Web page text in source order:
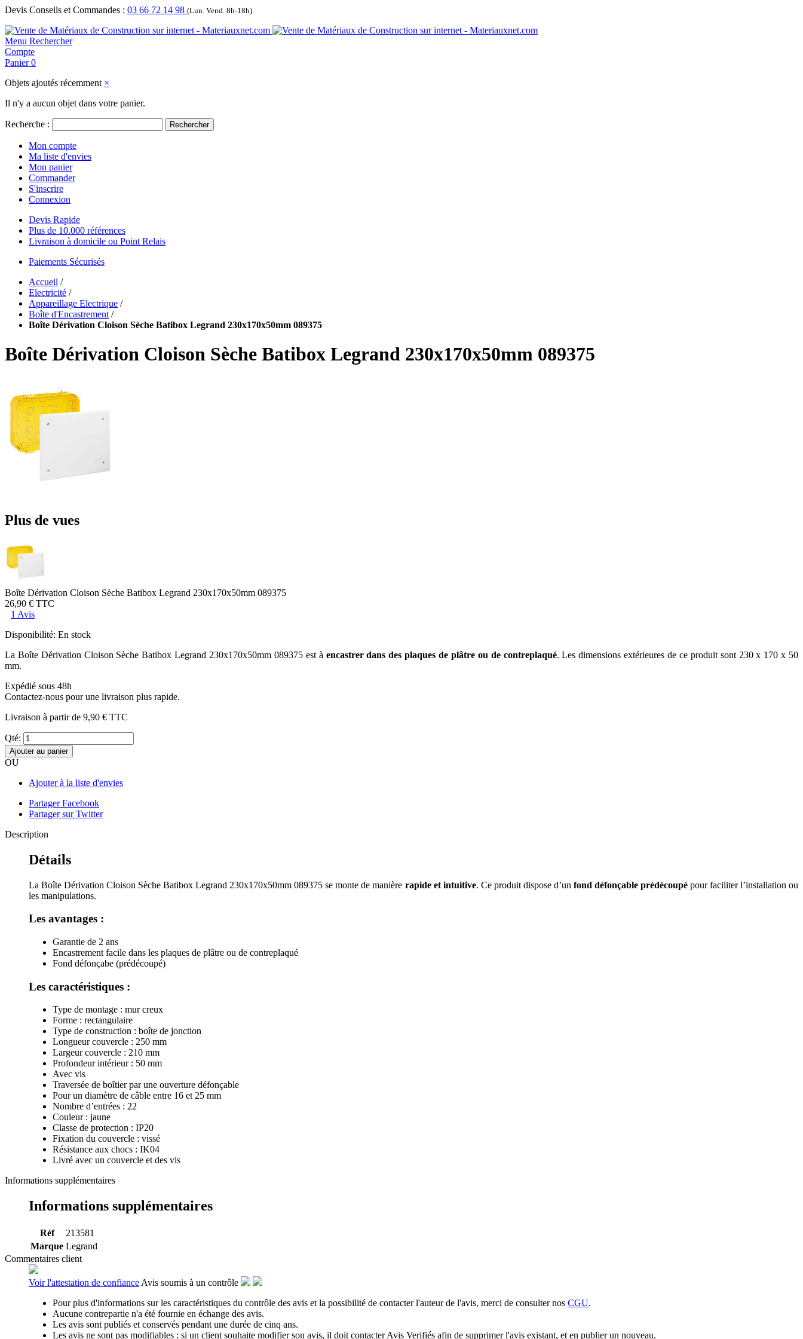
Devis Conseils et Commandes : 03 66 72 14 98 (Lun. Vend. 8h-18h)
Menu Rechercher
Compte
Panier 0
Objets ajoutés récemment ×
Il n'y a aucun objet dans votre panier.
Recherche : Rechercher
Mon compte
Ma liste d'envies
Mon panier
Commander
S'inscrire
Connexion
Devis Rapide
Plus de 10.000 références
Livraison à domicile ou Point Relais
Paiements Sécurisés
Accueil /
Electricité /
Appareillage Electrique /
Boîte d'Encastrement /
Boîte Dérivation Cloison Sèche Batibox Legrand 230x170x50mm 089375
Boîte Dérivation Cloison Sèche Batibox Legrand 230x170x50mm 089375
Plus de vues
Boîte Dérivation Cloison Sèche Batibox Legrand 230x170x50mm 089375
26,90 € TTC
1 Avis
Disponibilité: En stock
La Boîte Dérivation Cloison Sèche Batibox Legrand 230x170x50mm 089375 est à encastrer dans des plaques de plâtre ou de contreplaqué. Les dimensions extérieures de ce produit sont 230 x 170 x 50
mm.
Expédié sous 48h
Contactez-nous pour une livraison plus rapide.
Livraison à partir de 9,90 € TTC
Qté:
Ajouter au panier
OU
Ajouter à la liste d'envies
Partager Facebook
Partager sur Twitter
Description
Détails
La Boîte Dérivation Cloison Sèche Batibox Legrand 230x170x50mm 089375 se monte de manière rapide et intuitive. Ce produit dispose d’un fond défonçable prédécoupépour faciliter l’installation ou
les manipulations.
Les avantages :
Garantie de 2 ans
Encastrement facile dans les plaques de plâtre ou de contreplaqué
Fond défonçabe (prédécoupé)
Les caractéristiques :
Type de montage : mur creux
Forme : rectangulaire
Type de construction : boîte de jonction
Longueur couvercle : 250 mm
Largeur couvercle : 210 mm
Profondeur intérieur : 50 mm
Avec vis
Traversée de boîtier par une ouverture défonçable
Pour un diamètre de câble entre 16 et 25 mm
Nombre d’entrées : 22
Couleur : jaune
Classe de protection : IP20
Fixation du couvercle : vissé
Résistance aux chocs : IK04
Livré avec un couvercle et des vis
Informations supplémentaires
Informations supplémentaires
Réf
213581
Marque Legrand
Commentaires client
Voir l'attestation de confiance Avis soumis à un contrôle
Pour plus d'informations sur les caractéristiques du contrôle des avis et la possibilité de contacter l'auteur de l'avis, merci de consulter nos CGU.
Aucune contrepartie n'a été fournie en échange des avis.
Les avis sont publiés et conservés pendant une durée de cinq ans.
Les avis ne sont pas modifiables : si un client souhaite modifier son avis, il doit contacter Avis Verifiés afin de supprimer l'avis existant, et en publier un nouveau.